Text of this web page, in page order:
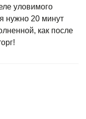
уловимого
нужно 20 минут
как после